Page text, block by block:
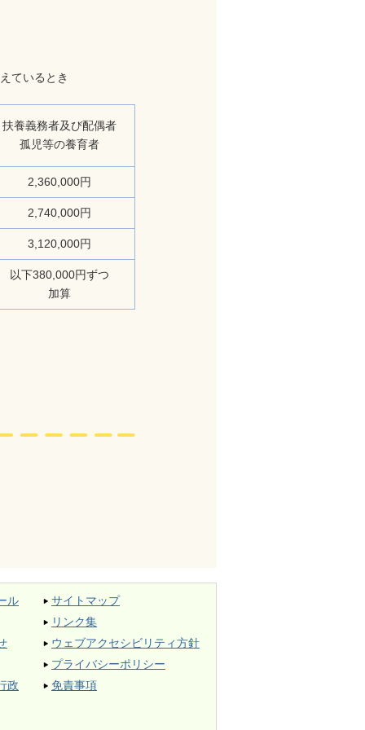
ているとき
扶養義務者及び配偶者
孤児等の養育者
2,360,000円
2,740,000円
3,120,000円
以下380,000円ずつ
加算
ル
政
サイトマップ
リンク集
ウェブアクセシビリティ方針
プライバシーポリシー
免責事項